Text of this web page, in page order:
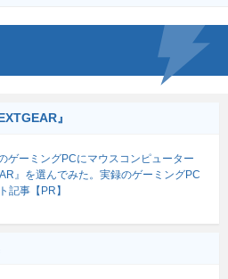
』
ゲーミングPCにマウスコンピューター
』を選んでみた。実録のゲーミングPC
記事【PR】